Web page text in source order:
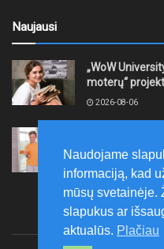
Naujausi
„WoW
moterų“
2026-08-06
neformaliojo
2026-08-06
Naudojame
informaciją, kad
mūsų svetainėje.
slapukus ar
aktualūs. Plačiau